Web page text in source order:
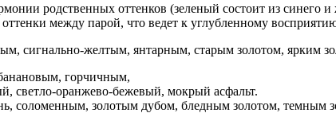
родственных оттенков (зеленый состоит из синего
между парой, что ведет к углубленному
сигнально-желтым, янтарным, старым золотом, ярким
горчичным,
светло-оранжево-бежевый, мокрый асфальт.
соломенным, золотым дубом, бледным золотом, темным